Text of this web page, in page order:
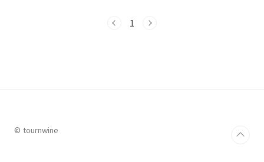
윤태호 작가가 함께 떠난 보성의 맛집 투어 중 시청자들의 가장 큰 관심
1
© tournwine